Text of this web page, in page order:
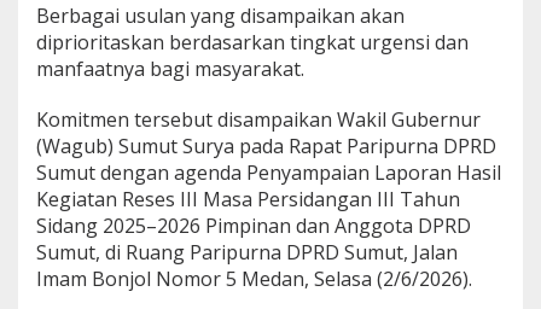
P
R
D
&
s
u
l
a
n
M
a
s
Berbagai usulan yang disampaikan akan
diprioritaskan berdasarkan tingkat urgensi dan
manfaatnya bagi masyarakat.
Komitmen tersebut disampaikan Wakil Gubernur
(Wagub) Sumut Surya pada Rapat Paripurna DPRD
Sumut dengan agenda Penyampaian Laporan Hasil
Kegiatan Reses III Masa Persidangan III Tahun
Sidang 2025–2026 Pimpinan dan Anggota DPRD
Sumut, di Ruang Paripurna DPRD Sumut, Jalan
Imam Bonjol Nomor 5 Medan, Selasa (2/6/2026).